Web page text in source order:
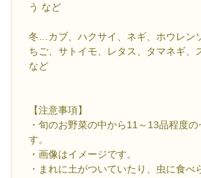
う など
冬…カブ、ハクサイ、ネギ、ホウレン
ちご、サトイモ、レタス、タマネギ、
など
【注意事項】
・旬のお野菜の中から11～13品程度の
す。
・画像はイメージです。
・まれに土がついていたり、虫に食べ